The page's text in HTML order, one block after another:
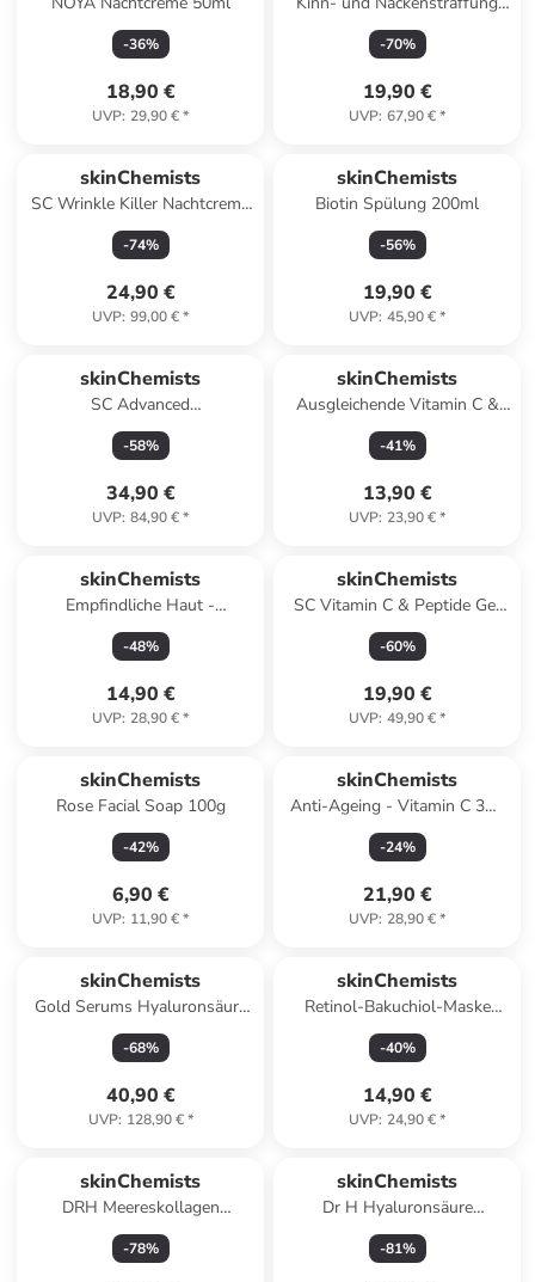
-36%
18,90 €
UVP: 29,90 €*
mit Meereskollagen 120ml
-70%
19,90 €
UVP: 67,90 €*
skinChemists
SC Wrinkle Killer Nachtcreme
50ml
-74%
24,90 €
UVP: 99,00 €*
skinChemists
Biotin Spülung 200ml
-56%
19,90 €
UVP: 45,90 €*
skinChemists
SC Advanced
Körperreinigungsbürste
-58%
34,90 €
UVP: 84,90 €*
skinChemists
Ausgleichende Vitamin C &
Glykolsäure Creme-Reiniger
200ml
-41%
13,90 €
UVP: 23,90 €*
skinChemists
Empfindliche Haut -
Drachenblut 5%, Centella
Asistica 3%, Nachtkerzenöl
-48%
14,90 €
UVP: 28,90 €*
skinChemists
SC Vitamin C & Peptide Gel
Cleanser 200ml.
-60%
19,90 €
UVP: 49,90 €*
skinChemists
Rose Facial Soap 100g
-42%
6,90 €
UVP: 11,90 €*
skinChemists
Anti-Ageing - Vitamin C 3%,
Ferulasäure 1%, Vitamin E 1%
30ml
-24%
21,90 €
UVP: 28,90 €*
skinChemists
Gold Serums Hyaluronsäure
Augenpflege Routine
-68%
40,90 €
UVP: 128,90 €*
skinChemists
Retinol-Bakuchiol-Maske
50ml
-40%
14,90 €
UVP: 24,90 €*
skinChemists
DRH Meereskollagen
Augenserum 15ml
-78%
skinChemists
Dr H Hyaluronsäure
Nachtfeuchtigkeitscreme 60ml
-81%